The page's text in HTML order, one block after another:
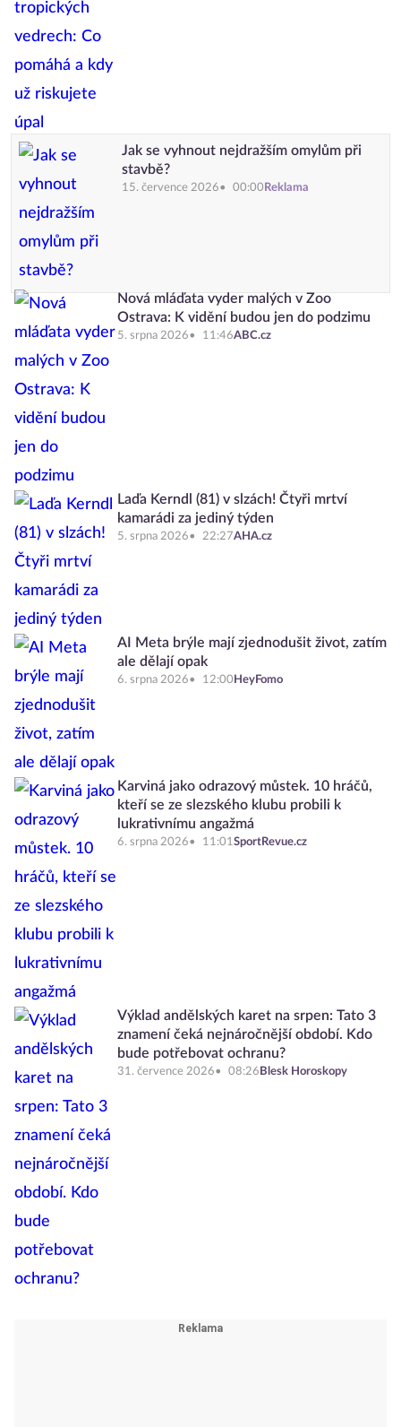
Jak se vyhnout nejdražším omylům při
stavbě?
15. července 2026 00:00 Reklama
Nová mláďata vyder malých v Zoo
Ostrava: K vidění budou jen do podzimu
5. srpna 2026 11:46ABC.cz
Laďa Kerndl (81) v slzách! Čtyři mrtví
kamarádi za jediný týden
5. srpna 2026 22:27AHA.cz
AI Meta brýle mají zjednodušit život, zatím
ale dělají opak
6. srpna 2026 12:00 HeyFomo
Karviná jako odrazový můstek. 10 hráčů,
kteří se ze slezského klubu probili k
lukrativnímu angažmá
6. srpna 2026 11:01SportRevue.cz
Výklad andělských karet na srpen: Tato 3
znamení čeká nejnáročnější období. Kdo
bude potřebovat ochranu?
31. července 2026 08:26 Blesk Horoskopy